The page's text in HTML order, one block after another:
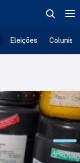
Eleições